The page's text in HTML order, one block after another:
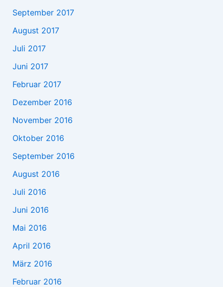
September 2017
August 2017
Juli 2017
Juni 2017
Februar 2017
Dezember 2016
November 2016
Oktober 2016
September 2016
August 2016
Juli 2016
Juni 2016
Mai 2016
April 2016
März 2016
Februar 2016